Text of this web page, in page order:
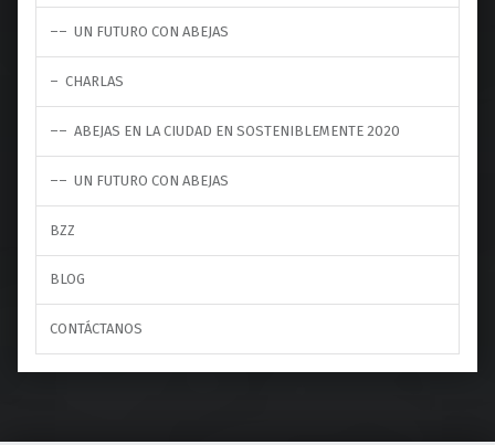
UN FUTURO CON ABEJAS
CHARLAS
ABEJAS EN LA CIUDAD EN SOSTENIBLEMENTE 2020
UN FUTURO CON ABEJAS
BZZ
BLOG
CONTÁCTANOS